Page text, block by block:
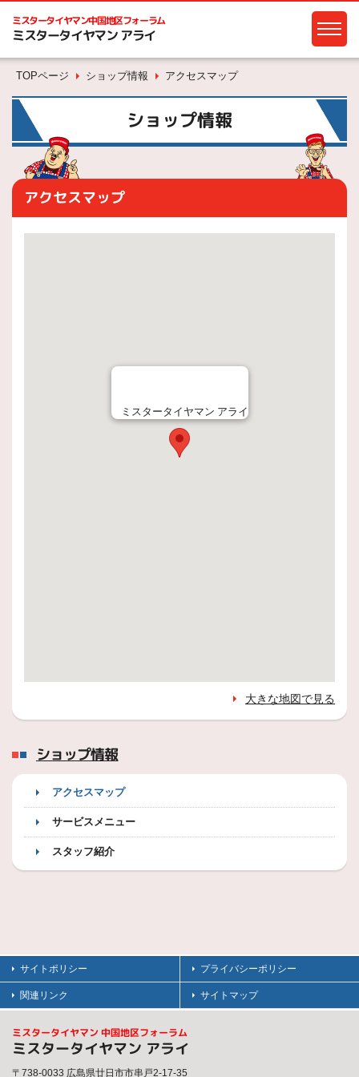
ミスタータイヤマン中国地区フォーラム
ミスタータイヤマン アライ
TOPページ ショップ情報 アクセスマップ
ショップ情報
アクセスマップ
ミスタータイヤマン アライ
大きな地図で見る
ショップ情報
アクセスマップ
サービスメニュー
スタッフ紹介
サイトポリシー プライバシーポリシー
関連リンク サイトマップ
ミスタータイヤマン 中国地区フォーラム
ミスタータイヤマン アライ
〒738-0033 広島県廿日市市串戸2-17-35